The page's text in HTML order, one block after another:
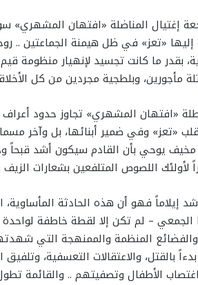
إغتيال المناضلة «افتهان المشهري»
«تعز» في ظل هيمنة الجماعتين ..
بقدر ما كانت تجسيد لإنهيار منظومة
مأجورين، وبلطجية مجردين من كل
«افتهان المشهري» تجاوز حدود
«تعز» وفي ضمير أبنائها، بل وآخر
مخيف يوحي بأن القادم سيكون أشد قبحاً
لأولئك اللصوص المتلفعين بشعارات الزيف
إيلاماً فهو أن هذه الحادثة
الجمعي – لم تكن إلا لقطة خاطفة
والفضائع المنظمة والممنهجة التي
بالقتل، والاعتقالات التعسفية،
الأطفال وتصفيتهم .. والقائمة